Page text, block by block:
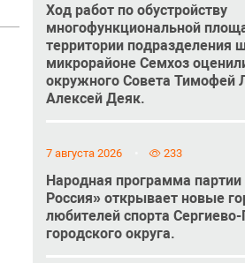
Ход работ по обустройству
многофункциональной
территории
микрорайоне Семхоз
окружного Совета Тимофей
Алексей Деяк.
7 августа 2026 233
Народная программа партии
Россия» открывает новые
любителей спорта
городского округа.